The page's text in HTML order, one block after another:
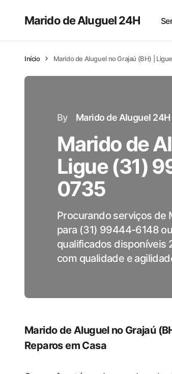
Marido de Aluguel 24H
Início Marido de Aluguel no Grajaú (BH) |
By Marido de Aluguel 24H
Marido de
Ligue (31)
0735
Procurando serviços de
para (31) 99444-6148
qualificados disponíveis
com qualidade e
Marido ‌de Aluguel⁤ no Grajaú‌
Reparos‍ em Casa